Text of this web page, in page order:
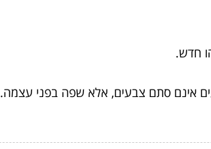
חדש.
אינם סתם צבעים, אלא שפה בפני עצמה.